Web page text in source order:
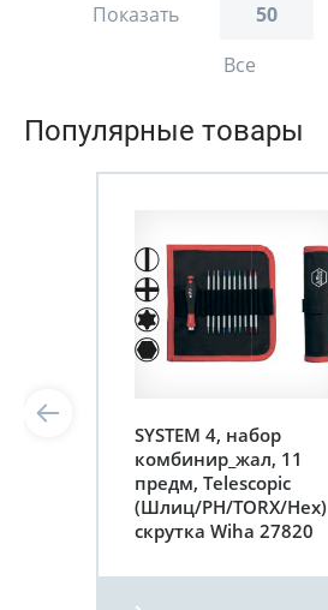
Показать 50
Все
Популярные товары
SYSTEM 4, набор
комбинир_жал, 11
предм, Telescopic
(Шлиц/PH/TORX/Hex)
скрутка Wiha 27820